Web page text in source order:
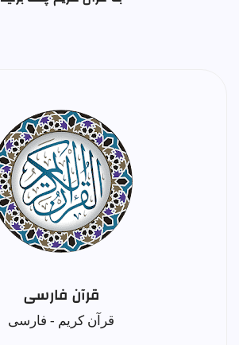
قرآن فارسی
قرآن کریم - فارسی